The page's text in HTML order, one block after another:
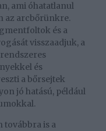
ami óhatatlanul
az arcbőrünkre.
és a
visszaadjuk, a
és
a bőrsejtek
jó hatású, például
továbbra is a